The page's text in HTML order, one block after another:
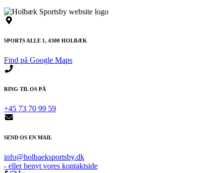
SPORTS ALLE 1, 4300 HOLBÆK
Find på Google Maps
RING TIL OS PÅ
+45 73 70 99 59
SEND OS EN MAIL
info@holbaeksportsby.dk
- eller benyt vores kontaktside